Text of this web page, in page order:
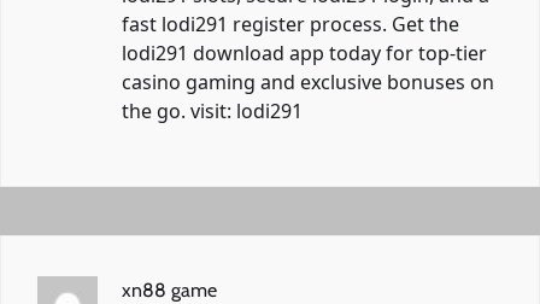
fast lodi291 register process. Get the
lodi291 download app today for top-tier
casino gaming and exclusive bonuses on
the go. visit: lodi291
xn88 game